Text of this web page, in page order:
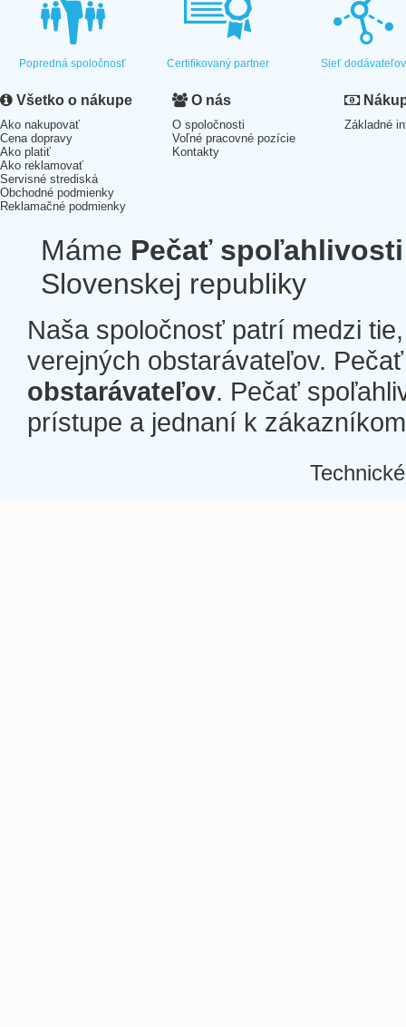
Popredná spoločnosť Certifikovaný partner Sieť dodávateľov
Všetko o nákupe
Ako nakupovať
Cena dopravy
Ako platiť
Ako reklamovať
Servisné strediská
Obchodné podmienky
Reklamačné podmienky
O nás
O spoločnosti
Voľné pracovné pozície
Kontakty
Základné
Máme Pečať spoľahlivosti
Slovenskej republiky
Naša spoločnosť patrí medzi
verejných obstarávateľov.
obstarávateľov. Pečať
prístupe a jednaní k